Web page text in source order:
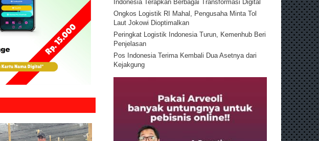
Indonesia Terapkan Berbagai Transformasi Digital
Ongkos Logistik RI Mahal, Pengusaha Minta Tol
Laut Jokowi Dioptimalkan
Peringkat Logistik Indonesia Turun, Kemenhub Beri
Penjelasan
Pos Indonesia Terima Kembali Dua Asetnya dari
Kejakgung